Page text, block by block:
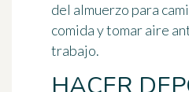
del almuerzo para
comida y tomar aire
trabajo.